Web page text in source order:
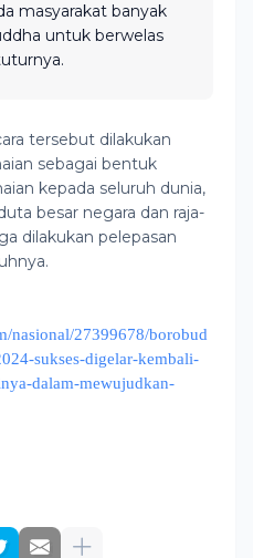
masyarakat banyak
untuk berwelas
tersebut dilakukan
sebagai bentuk
kepada seluruh dunia,
besar negara dan raja-
dilakukan pelepasan
nasional/27399678/borobud
sukses-digelar-kembali-
dalam-mewujudkan-